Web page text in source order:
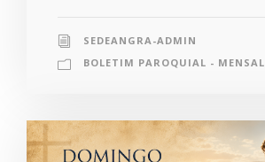
SEDEANGRA-ADMIN
BOLETIM PAROQUIAL - MENSAL